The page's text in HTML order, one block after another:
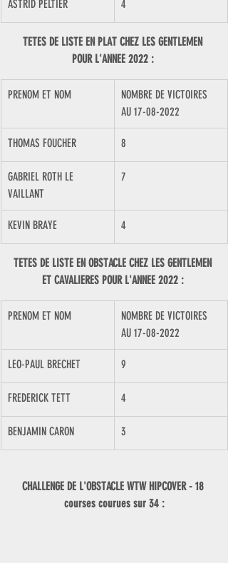
ASTRID PELTIER 4
TETES DE LISTE EN PLAT CHEZ LES GENTLEMEN
POUR L'ANNEE 2022 :
PRENOM ET NOM
NOMBRE DE VICTOIRES
AU 17-08-2022
THOMAS FOUCHER 8
GABRIEL ROTH LE
VAILLANT
7
KEVIN BRAYE 4
TETES DE LISTE EN OBSTACLE CHEZ LES GENTLEMEN
ET CAVALIERES POUR L'ANNEE 2022 :
PRENOM ET NOM
NOMBRE DE VICTOIRES
AU 17-08-2022
LEO-PAUL BRECHET 9
FREDERICK TETT 4
BENJAMIN CARON 3
CHALLENGE DE L'OBSTACLE WTW HIPCOVER - 18
courses courues sur 34 :